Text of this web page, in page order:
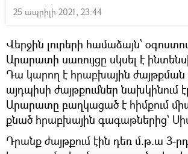
25 ապրիլի 2021, 23:44
Վերջին լուրերի համաձայն՝
Արարատի սառույցը սկսել է
Դա կարող է հրաբխային ժայթքման
այդպիսի ժայթքումներ նախկինում էլ
Արարատը բաղկացած է հիմքում
քնած հրաբխային գագաթներից՝
Դրանք ժայթքում էին դեռ մ.թ.ա 3-րդ